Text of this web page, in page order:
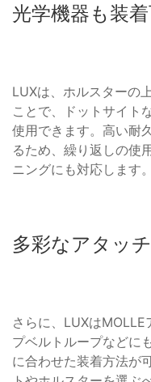
光学機器も装
LUXは、ホルスターの
ことで、ドットサイト
使用できます。高い耐
るため、繰り返しの使
ニングにも対応します。
多彩なアタッ
さらに、LUXは
プベルトループなどに
に合わせた装着方法が